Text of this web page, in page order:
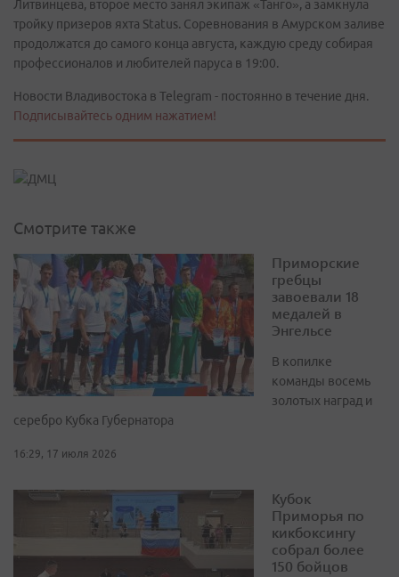
Литвинцева, второе место занял экипаж «Танго», а замкнула
тройку призеров яхта Status. Соревнования в Амурском заливе
продолжатся до самого конца августа, каждую среду собирая
профессионалов и любителей паруса в 19:00.
Новости Владивостока в Telegram - постоянно в течение дня.
Подписывайтесь одним нажатием!
Смотрите также
Приморские
гребцы
завоевали 18
медалей в
Энгельсе
В копилке
команды восемь
золотых наград и
серебро Кубка Губернатора
16:29, 17 июля 2026
Кубок
Приморья по
кикбоксингу
собрал более
150 бойцов